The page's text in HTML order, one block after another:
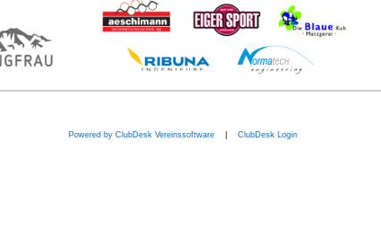
Powered by ClubDesk Vereinssoftware| ClubDesk Login